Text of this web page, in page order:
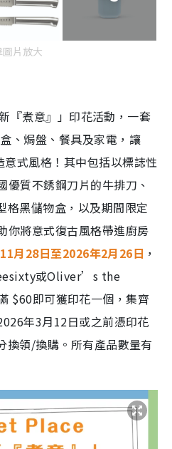
圖片放大
『煮意』」印花活動，一套
、焗盤、餐具及家電，讓
意式風格！其中包括以標誌性
優質不銹鋼刀片的牛排刀、
格黑儲物盒，以及期間限定
你將意式復古風格帶進廚房
月28日至2026年2月26日 ，
或Oliver’s the
$60即可獲印花一個，集齊
年3月12日或之前憑印花
換領/換購。所有產品數量有